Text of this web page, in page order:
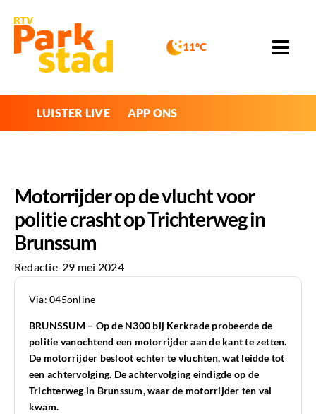
11°C
LUISTER LIVE APP ONS
Motorrijder op de vlucht voor
politie crasht op Trichterweg in
Brunssum
Redactie-29 mei 2024
Via: 045online
BRUNSSUM – Op de N300 bij Kerkrade probeerde de
politie vanochtend een motorrijder aan de kant te zetten.
De motorrijder besloot echter te vluchten, wat leidde tot
een achtervolging. De achtervolging eindigde op de
Trichterweg in Brunssum, waar de motorrijder ten val
kwam.